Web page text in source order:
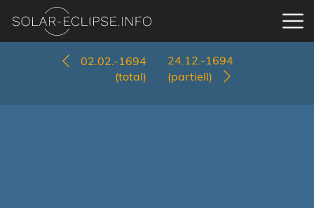
02.02.-1694
(total)
24.12.-1694
(partiell)